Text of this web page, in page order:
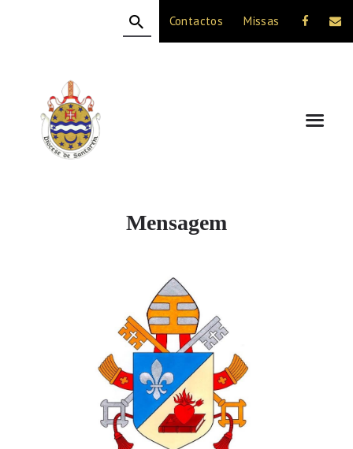
Contactos Missas
Mensagem
A DIOCESE
CELEBRAÇÃO
VIDA CRISTÃ
NOTÍCIAS